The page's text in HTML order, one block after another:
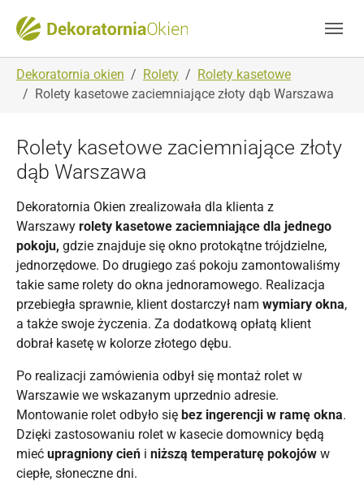
You are here:
Dekoratornia okien Rolety
Rolety kasetowe
Rolety kasetowe zaciemniające złoty dąb Warszawa
Rolety kasetowe zaciemniające złoty
dąb Warszawa
Dekoratornia Okien zrealizowała dla klienta z
Warszawy rolety kasetowe zaciemniające dla jednego
pokoju, gdzie znajduje się okno protokątne trójdzielne,
jednorzędowe. Do drugiego zaś pokoju zamontowaliśmy
takie same rolety do okna jednoramowego. Realizacja
przebiegła sprawnie, klient dostarczył nam wymiary okna,
a także swoje życzenia. Za dodatkową opłatą klient
dobrał kasetę w kolorze złotego dębu.
Po realizacji zamówienia odbył się montaż rolet w
Warszawie we wskazanym uprzednio adresie.
Montowanie rolet odbyło się bez ingerencji w ramę okna.
Dzięki zastosowaniu rolet w kasecie domownicy będą
mieć upragniony cień i niższą temperaturę pokojów w
ciepłe, słoneczne dni.